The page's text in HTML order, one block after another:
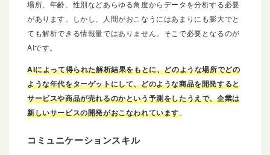
場所、年齢、性別などあらゆる角度からデータを分析する必要
があります。しかし、人間がおこなうにはあまりにも膨大でと
ても解析できる情報量ではありません。そこで必要となるのが
AIです。
AIによって得られた解析結果をもとに、どのような場所でどの
ような年代をターゲットにして、どのような商品を開発すると
サービスや商品が売れるのかという予測をしたうえで、企業は
新しいサービスの開発がおこなわれています。
コミュニケーションスキル